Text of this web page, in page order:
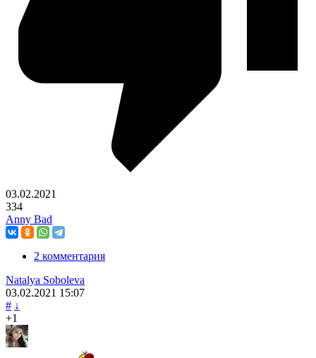
03.02.2021
334
Anny Bad
2 комментария
Natalya Soboleva
03.02.2021 15:07
# ↓
+1